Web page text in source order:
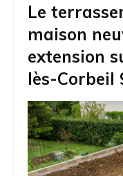
Le
maison
extension
lès-Corbeil